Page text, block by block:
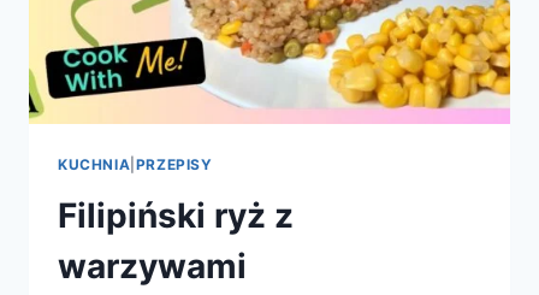
KUCHNIA PRZEPISY
Filipiński ryż z
warzywami